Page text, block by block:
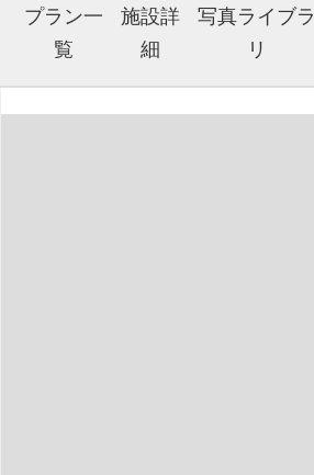
プラン一
覧
施設詳
細
写真ライブラ
リ